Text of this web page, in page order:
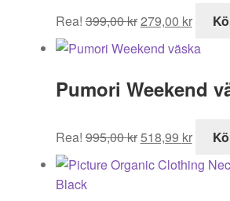
Rea! 399,00kr
ursprungliga
priset
399,00 kr.
279,00 kr
priset
Pumori Weekend
Rea! 995,00kr
ursprungliga
priset
518,99 kr
priset